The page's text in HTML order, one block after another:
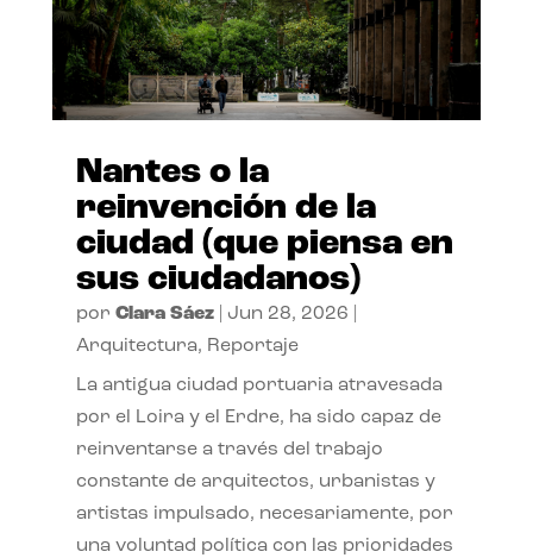
Nantes o la
reinvención de la
ciudad (que piensa en
sus ciudadanos)
por Clara Sáez| Jun 28, 2026
Arquitectura, Reportaje
La antigua ciudad portuaria atravesada
por el Loira y el Erdre, ha sido capaz de
reinventarse a través del trabajo
constante de arquitectos, urbanistas y
artistas impulsado, necesariamente, por
una voluntad política con las prioridades